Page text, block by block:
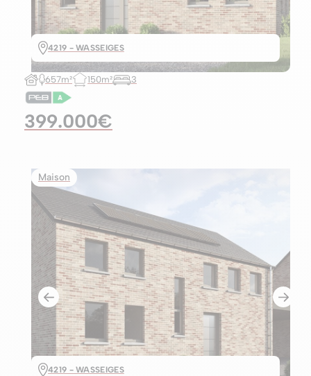
4219 - WASSEIGES
657m² 150m² 3
399.000€
Maison
4219 - WASSEIGES